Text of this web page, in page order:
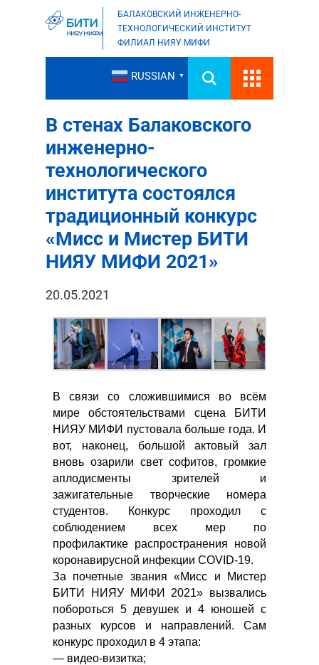
БАЛАКОВСКИЙ ИНЖЕНЕРНО-
ТЕХНОЛОГИЧЕСКИЙ ИНСТИТУТ
ФИЛИАЛ НИЯУ МИФИ
RUSSIAN ▼
В стенах Балаковского
инженерно-
технологического
института состоялся
традиционный конкурс
«Мисс и Мистер БИТИ
НИЯУ МИФИ 2021»
20.05.2021
В связи со сложившимися во всём
мире обстоятельствами сцена БИТИ
НИЯУ МИФИ пустовала больше года. И
вот, наконец, большой актовый зал
вновь озарили свет софитов, громкие
аплодисменты зрителей и
зажигательные творческие номера
студентов. Конкурс проходил с
соблюдением всех мер по
профилактике распространения новой
коронавирусной инфекции COVID-19.
За почетные звания «Мисс и Мистер
БИТИ НИЯУ МИФИ 2021» вызвались
побороться 5 девушек и 4 юношей с
разных курсов и направлений. Сам
конкурс проходил в 4 этапа:
— видео-визитка;